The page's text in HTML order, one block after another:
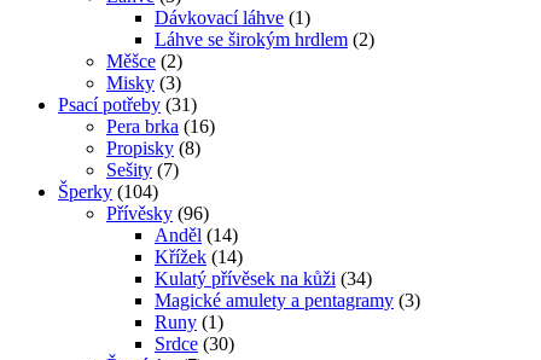
Dávkovací láhve (1)
Láhve se širokým hrdlem (2)
Měšce (2)
Misky (3)
Psací potřeby (31)
Pera brka (16)
Propisky (8)
Sešity (7)
Šperky (104)
Přívěsky (96)
Anděl (14)
Křížek (14)
Kulatý přívěsek na kůži (34)
Magické amulety a pentagramy (3)
Runy (1)
Srdce (30)